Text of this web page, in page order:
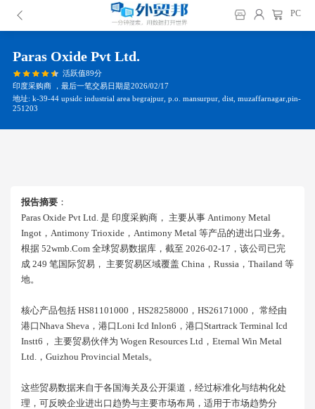
PC
Paras Oxide Pvt Ltd.
活跃值89分
印度采购商 ，最后一笔交易日期是2026/02/17
地址: k-39-44 upsidc industrial area begrajpur, p.o. mansurpur, dist, muzaffarnagar,pin-
251203
报告摘要 ：
Paras Oxide Pvt Ltd. 是 印度采购商， 主要从事 Antimony Metal
Ingot，antimony Trioxide，antimony Metal 等产品的进出口业务。
根据 52wmb.com 全球贸易数据库，截至 2026-02-17，该公司已完
成 249 笔国际贸易， 主要贸易区域覆盖 China，russia，thailand 等
地。
核心产品包括 HS81101000，HS28258000，HS26171000， 常经由
港口nhava Sheva，港口loni Icd Inlon6，港口startrack Terminal Icd
Instt6， 主要贸易伙伴为 Wogen Resources Ltd，eternal Win Metal
Ltd.，guizhou Provincial Metals。
这些贸易数据来自于各国海关及公开渠道，经过标准化与结构化处
理，可反映企业进出口趋势与主要市场布局，适用于市场趋势分